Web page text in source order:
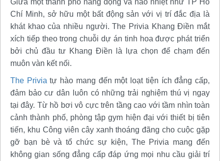
Giữa một thành phố năng động và náo nhiệt như TP Hồ
Chí Minh, sở hữu một bất động sản với vị trí đắc địa là
khát khao của nhiều người. The Privia Khang Điền mắt
xích tiếp theo trong chuỗi dự án tinh hoa được phát triển
bởi chủ đầu tư Khang Điền là lựa chọn để chạm đến
muôn vàn kết nối.
The Privia tự hào mang đến một loạt tiện ích đẳng cấp,
đảm bảo cư dân luôn có những trải nghiệm thú vị ngay
tại đây. Từ hồ bơi vô cực trên tầng cao với tầm nhìn toàn
cảnh thành phố, phòng tập gym hiện đại với thiết bị tiên
tiến, khu Công viên cây xanh thoáng đãng cho cuộc gặp
gỡ bạn bè và tổ chức sự kiện, The Privia mang đến
không gian sống đẳng cấp đáp ứng mọi nhu cầu giải trí